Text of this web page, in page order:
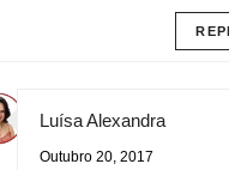
REPLY
Luísa Alexandra
Outubro 20, 2017